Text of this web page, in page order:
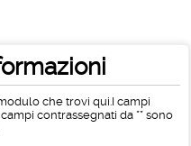
che trovi qui.I campi
contrassegnati da ** sono